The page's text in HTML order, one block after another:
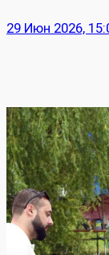
29 Июн 2026,